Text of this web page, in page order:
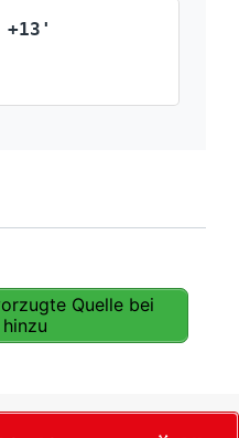
Quelle bei